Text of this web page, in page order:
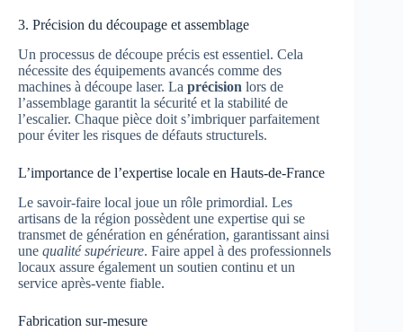
3. Précision du découpage et assemblage
Un processus de découpe précis est essentiel. Cela
nécessite des équipements avancés comme des
machines à découpe laser. La précision lors de
l’assemblage garantit la sécurité et la stabilité de
l’escalier. Chaque pièce doit s’imbriquer parfaitement
pour éviter les risques de défauts structurels.
L’importance de l’expertise locale en Hauts-de-France
Le savoir-faire local joue un rôle primordial. Les
artisans de la région possèdent une expertise qui se
transmet de génération en génération, garantissant ainsi
une qualité supérieure. Faire appel à des professionnels
locaux assure également un soutien continu et un
service après-vente fiable.
Fabrication sur-mesure